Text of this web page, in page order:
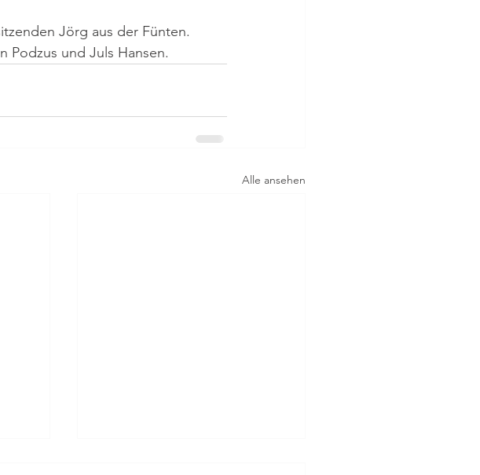
Jörg aus der Fünten.
Podzus und Juls Hansen.
Alle ansehen